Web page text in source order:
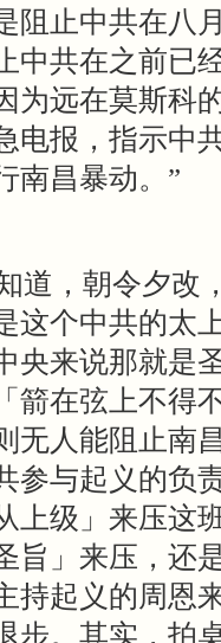
阻止中共在八
中共在之前已
为远在莫斯科
电报，指示中
南昌暴动。”
道，朝令夕改
这个中共的太
央来说那就是
箭在弦上不得
无人能阻止南
参与起义的负
上级」来压这
旨」来压，还
持起义的周恩
步。其实，拍